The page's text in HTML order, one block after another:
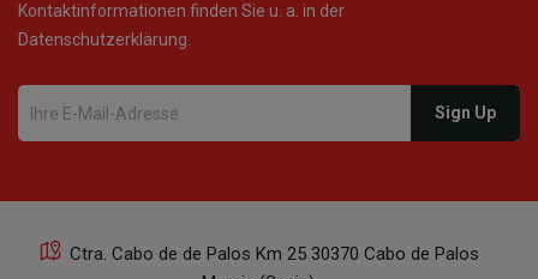
Kontaktinformationen finden Sie u. a. in der
Datenschutzerklärung.
Ctra. Cabo de de Palos Km 25 30370 Cabo de Palos